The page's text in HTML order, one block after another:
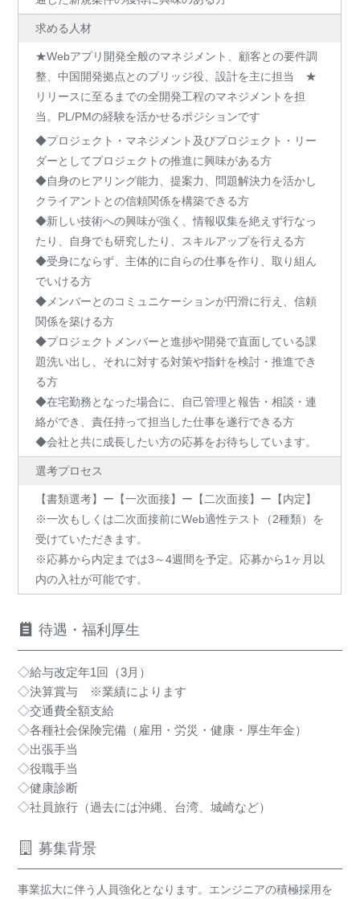
求める人材
★Webアプリ開発全般のマネジメント、顧客との要件調
整、中国開発拠点とのブリッジ役、設計を主に担当 ★
リリースに至るまでの全開発工程のマネジメントを担
当。PL/PMの経験を活かせるポジションです
◆プロジェクト・マネジメント及びプロジェクト・リー
ダーとしてプロジェクトの推進に興味がある方
◆自身のヒアリング能力、提案力、問題解決力を活かし
クライアントとの信頼関係を構築できる方
◆新しい技術への興味が強く、情報収集を絶えず行なっ
たり、自身でも研究したり、スキルアップを行える方
◆受身にならず、主体的に自らの仕事を作り、取り組ん
でいける方
◆メンバーとのコミュニケーションが円滑に行え、信頼
関係を築ける方
◆プロジェクトメンバーと進捗や開発で直面している課
題洗い出し、それに対する対策や指針を検討・推進でき
る方
◆在宅勤務となった場合に、自己管理と報告・相談・連
絡ができ、責任持って担当した仕事を遂行できる方
◆会社と共に成長したい方の応募をお待ちしています。
選考プロセス
【書類選考】ー【一次面接】ー【二次面接】ー【内定】
※一次もしくは二次面接前にWeb適性テスト（2種類）を
受けていただきます。
※応募から内定までは3～4週間を予定。応募から1ヶ月以
内の入社が可能です。
待遇・福利厚生
◇給与改定年1回（3⽉）
◇決算賞与 ※業績によります
◇交通費全額⽀給
◇各種社会保険完備（雇⽤・労災・健康・厚⽣年⾦）
◇出張⼿当
◇役職⼿当
◇健康診断
◇社員旅⾏（過去には沖縄、台湾、城崎など）
募集背景
事業拡大に伴う人員強化となります。エンジニアの積極採用を